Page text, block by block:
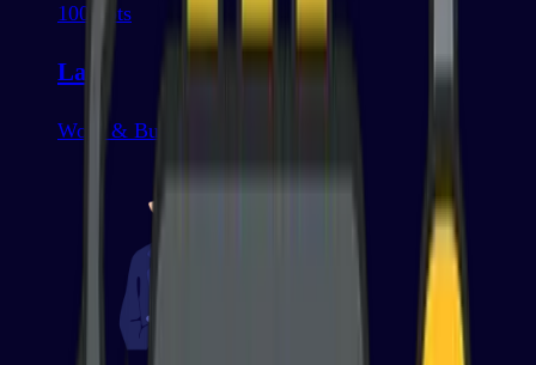
100 mots
Law
Work & Business